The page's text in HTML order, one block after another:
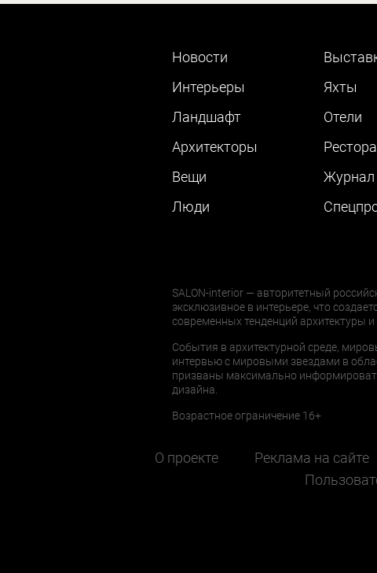
Новости
Интерьеры
Ландшафт
Архитекторы
Вещи
Люди
Яхты
Отели
Журнал
SALON-interior — авторитетный
эксклюзивное в интерьере, что
современных тенденций архитектуры и
События в архитектурной среде,
интервью с мировыми звездами в
призваны максимально
дизайна.
Возрастное ограничение 16+
О проекте Реклама на сайте